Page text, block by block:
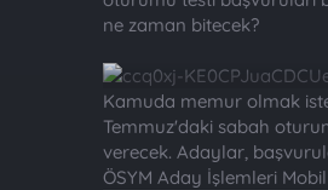
ne zaman bitecek?
Kamuda memur olmak
Temmuz'daki sabah
verecek. Adaylar,
ÖSYM Aday İşlemleri